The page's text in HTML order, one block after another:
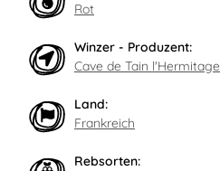
Rot
Winzer - Produzent:
Cave de Tain l'Hermitage
Land:
Frankreich
Rebsorten: